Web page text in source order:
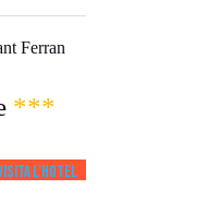
Ferran
***
l’HOTEL